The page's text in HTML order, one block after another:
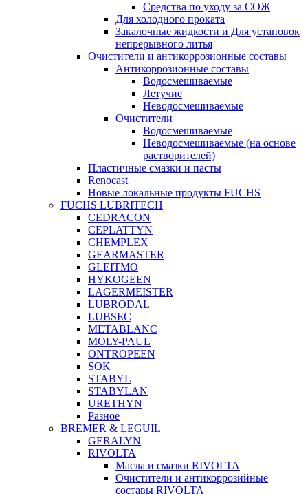
Средства по уходу за СОЖ
Для холодного проката
Закалочные жидкости и Для установок
непрерывного литья
Очистители и антикоррозионные составы
Антикоррозионные составы
Водосмешиваемые
Летучие
Неводосмешиваемые
Очистители
Водосмешиваемые
Неводосмешиваемые (на основе
растворителей)
Пластичные смазки и пасты
Renocast
Новые локальные продукты FUCHS
FUCHS LUBRITECH
CEDRACON
CEPLATTYN
CHEMPLEX
GEARMASTER
GLEITMO
HYKOGEEN
LAGERMEISTER
LUBRODAL
LUBSEC
METABLANC
MOLY-PAUL
ONTROPEEN
SOK
STABYL
STABYLAN
URETHYN
Разное
BREMER & LEGUIL
GERALYN
RIVOLTA
Масла и смазки RIVOLTA
Очистители и антикоррозийные
составы RIVOLTA